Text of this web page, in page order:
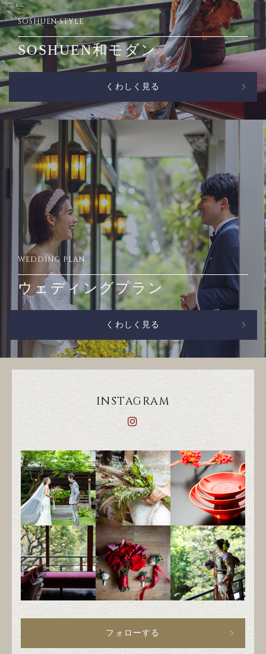
SOSHUEN STYLE
SOSHUEN和モダン
くわしく見る
WEDDING PLAN
ウェディングプラン
くわしく見る
INSTAGRAM
フォローする